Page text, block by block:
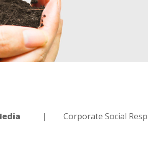
Corporate Social